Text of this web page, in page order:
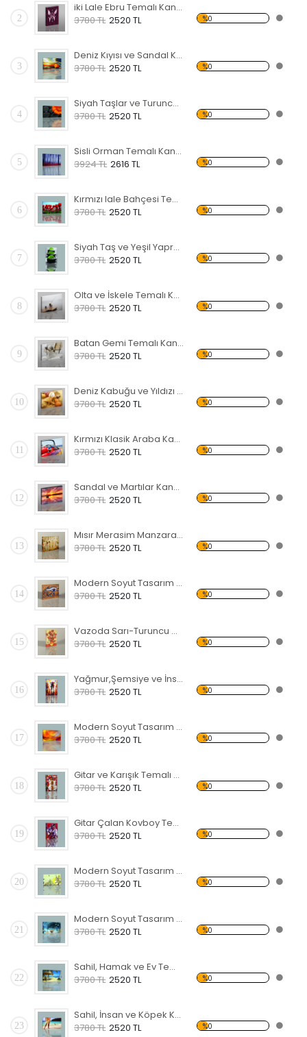
2
iki Lale Ebru Temalı Kanvas Tablo
3780 TL 2520 TL %0
3
Deniz Kıyısı ve Sandal Kanvas Tablo
3780 TL 2520 TL %0
4
Siyah Taşlar ve Turuncu Çiçek Kanvas Tablo
3780 TL 2520 TL %0
5
Sisli Orman Temalı Kanvas Tablo
3924 TL 2616 TL %0
6
Kırmızı lale Bahçesi Temalı Kanvas Tablo
3780 TL 2520 TL %0
7
Siyah Taş ve Yeşil Yapraklar Kanvas Tablo
3780 TL 2520 TL %0
8
Olta ve İskele Temalı Kanvas Tablo
3780 TL 2520 TL %0
9
Batan Gemi Temalı Kanvas Tablo
3780 TL 2520 TL %0
10
Deniz Kabuğu ve Yıldızı Kanvas Tablo
3780 TL 2520 TL %0
11
Kırmızı Klasik Araba Kanvas Tablo
3780 TL 2520 TL %0
12
Sandal ve Martılar Kanvas Tablo
3780 TL 2520 TL %0
13
Mısır Merasim Manzaralı Kanvas Tablo
3780 TL 2520 TL %0
14
Modern Soyut Tasarım 37 Kanvas Tablo
3780 TL 2520 TL %0
15
Vazoda Sarı-Turuncu Çiçekler Kanvas Tablo
3780 TL 2520 TL %0
16
Yağmur,Şemsiye ve İnsanlar Kanvas Tablo
3780 TL 2520 TL %0
17
Modern Soyut Tasarım 36 Kanvas Tablo
3780 TL 2520 TL %0
18
Gitar ve Karışık Temalı Kanvas Tablo
3780 TL 2520 TL %0
19
Gitar Çalan Kovboy Temalı Kanvas Tablo
3780 TL 2520 TL %0
20
Modern Soyut Tasarım 42 Kanvas Tablo
3780 TL 2520 TL %0
21
Modern Soyut Tasarım 28 Kanvas Tablo
3780 TL 2520 TL %0
22
Sahil, Hamak ve Ev Temalı Kanvas Tablo
3780 TL 2520 TL %0
23
Sahil, İnsan ve Köpek Kanvas Tablo
3780 TL 2520 TL %0